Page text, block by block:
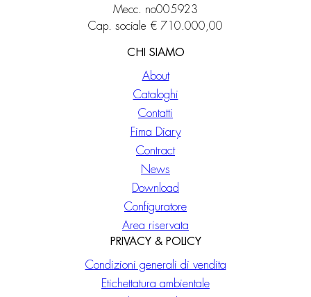
Mecc. no005923
Cap. sociale € 710.000,00
CHI SIAMO
About
Cataloghi
Contatti
Fima Diary
Contract
News
Download
Configuratore
Area riservata
PRIVACY & POLICY
Condizioni generali di vendita
Etichettatura ambientale